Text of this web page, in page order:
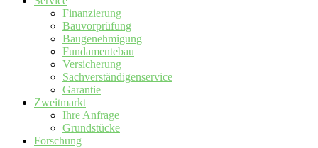
Finanzierung
Bauvorprüfung
Baugenehmigung
Fundamentebau
Versicherung
Sachverständigenservice
Garantie
Zweitmarkt
Ihre Anfrage
Grundstücke
Forschung